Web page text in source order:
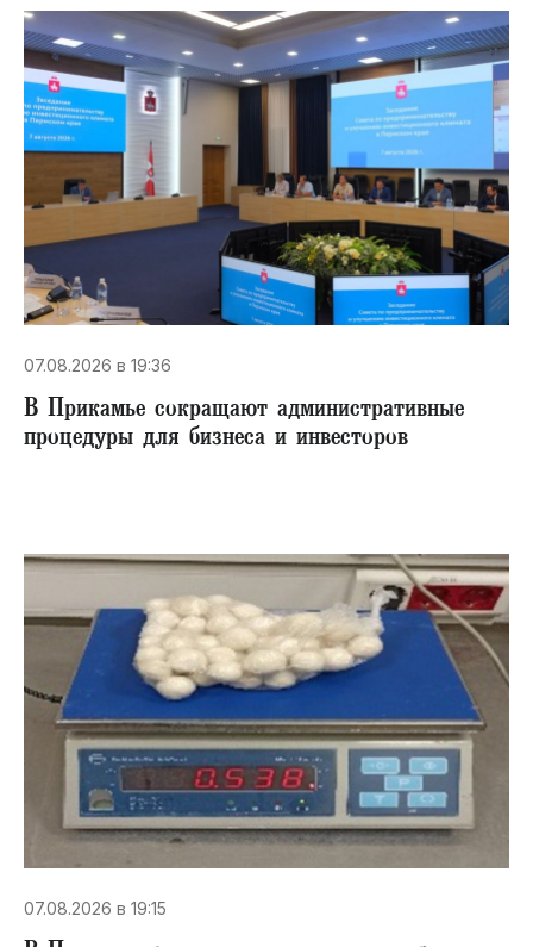
07.08.2026 в 19:36
В Прикамье сокращают административные
процедуры для бизнеса и инвесторов
07.08.2026 в 19:15